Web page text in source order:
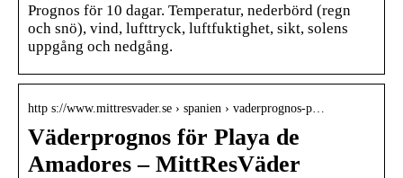
Prognos för 10 dagar. Temperatur, nederbörd (regn
och snö), vind, lufttryck, luftfuktighet, sikt, solens
uppgång och nedgång.
http s://www.mittresvader.se › spanien › vaderprognos-p…
Väderprognos för Playa de
Amadores – MittResVäder